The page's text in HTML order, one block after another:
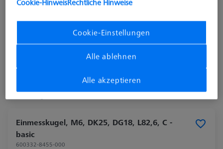
Produktart
Einmesskugelhalter
Taktil
3.540,90 €
Einmesskugel, M6, DK25, DG18, L82,6, C -
basic
600332-8455-000
Cookie-HinweisRechtliche Hinweise
Cookie-Einstellungen
Alle ablehnen
Alle akzeptieren